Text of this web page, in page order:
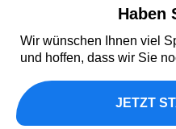
Haben
Wir wünschen Ihnen viel
und hoffen, dass wir Sie
JETZT